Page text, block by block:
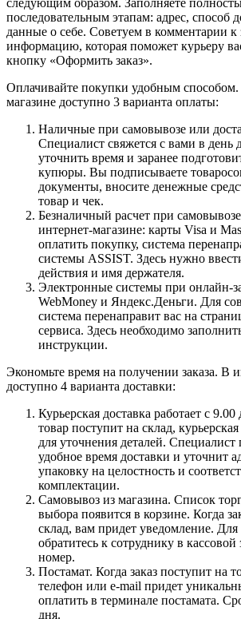
следующим образом. Заполняете
последовательным этапам: адрес, способ
данные о себе. Советуем в комментарии к
информацию, которая поможет курьеру
кнопку «Оформить заказ».
Оплачивайте покупки удобным
магазине доступно 3 варианта оплаты:
Наличные при самовывозе или
Специалист свяжется с вами в день
уточнить время и заранее
купюры. Вы подписываете
документы, вносите денежные
товар и чек.
Безналичный расчет при
интернет-магазине: карты Visa и
оплатить покупку, система
системы ASSIST. Здесь нужно
действия и имя держателя.
Электронные системы при онлайн-
WebMoney и Яндекс.Деньги. Для
система перенаправит вас на
сервиса. Здесь необходимо
инструкции.
Экономьте время на получении заказа. В
доступно 4 варианта доставки:
Курьерская доставка работает с
товар поступит на склад,
для уточнения деталей.
удобное время доставки и уточнит
упаковку на целостность и
комплектации.
Самовывоз из магазина. Список
выбора появится в корзине. Когда
склад, вам придет уведомление. Для
обратитесь к сотруднику в кассовой
номер.
Постамат. Когда заказ поступит на
телефон или e-mail придет
оплатить в терминале постамата.
дня.